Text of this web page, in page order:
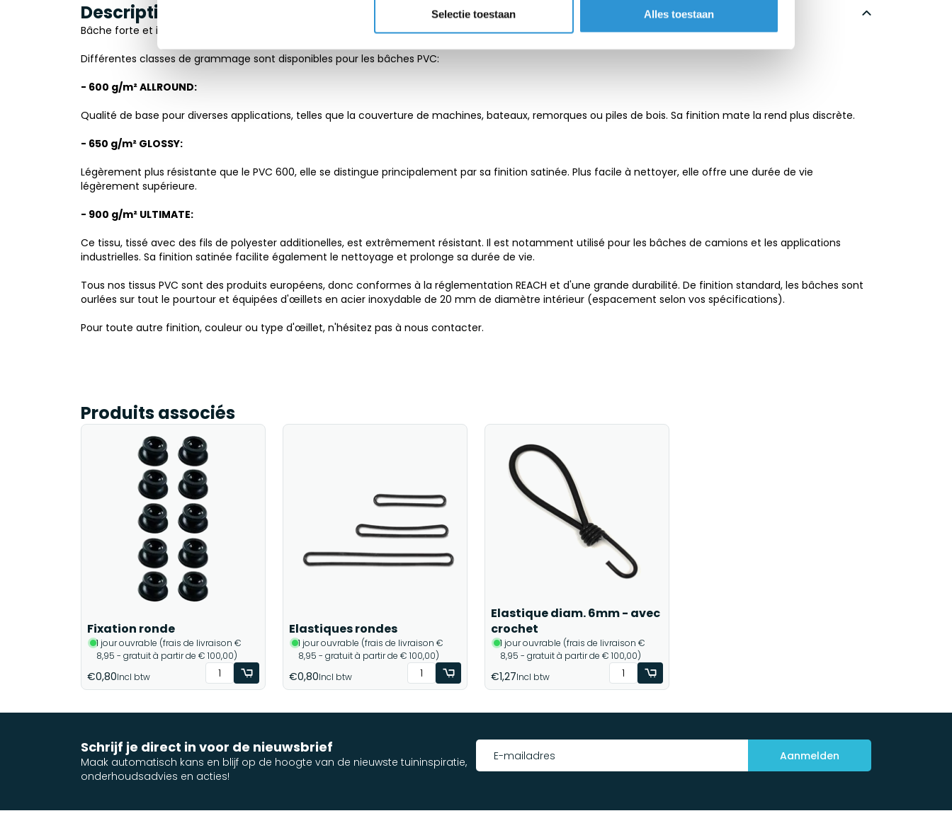
Selectie toestaan Alles toestaan
Description
Bâche forte et imperméable en PVC/polyester 600 g/m², idéale pour les applications intensives et/ou les couvertures de longue durée.
Différentes classes de grammage sont disponibles pour les bâches PVC:
- 600 g/m² ALLROUND:
Qualité de base pour diverses applications, telles que la couverture de machines, bateaux, remorques ou piles de bois. Sa finition mate la rend plus discrète.
- 650 g/m² GLOSSY:
Légèrement plus résistante que le PVC 600, elle se distingue principalement par sa finition satinée. Plus facile à nettoyer, elle offre une durée de vie
légèrement supérieure.
- 900 g/m² ULTIMATE:
Ce tissu, tissé avec des fils de polyester additionelles, est extrêmement résistant. Il est notamment utilisé pour les bâches de camions et les applications
industrielles. Sa finition satinée facilite également le nettoyage et prolonge sa durée de vie.
Tous nos tissus PVC sont des produits européens, donc conformes à la réglementation REACH et d'une grande durabilité. De finition standard, les bâches sont
ourlées sur tout le pourtour et équipées d'œillets en acier inoxydable de 20 mm de diamètre intérieur (espacement selon vos spécifications).
Pour toute autre finition, couleur ou type d'œillet, n'hésitez pas à nous contacter.
Produits associés
Fixation ronde
1 jour ouvrable (frais de livraison €
8,95 - gratuit à partir de € 100,00)
€0,80Incl btw
Elastiques rondes
1 jour ouvrable (frais de livraison €
8,95 - gratuit à partir de € 100,00)
€0,80Incl btw
Elastique diam. 6mm - avec
crochet
1 jour ouvrable (frais de livraison €
8,95 - gratuit à partir de € 100,00)
€1,27Incl btw
Schrijf je direct in voor de nieuwsbrief
Maak automatisch kans en blijf op de hoogte van de nieuwste tuininspiratie,
onderhoudsadvies en acties!
Aanmelden